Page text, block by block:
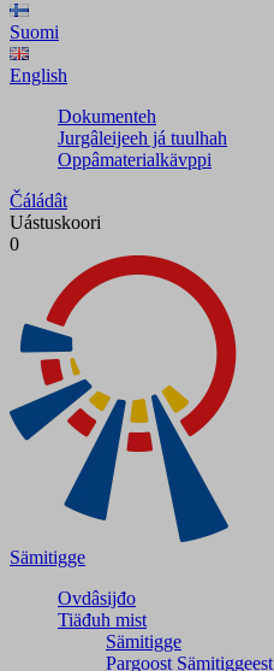
Suomi
English
Dokumenteh
Jurgâleijeeh já tuulhah
Oppâmaterialkävppi
Čáládât
Uástuskoori
0
Sämitigge
Ovdâsijđo
Tiäđuh mist
Sämitigge
Pargoost Sämitiggeest